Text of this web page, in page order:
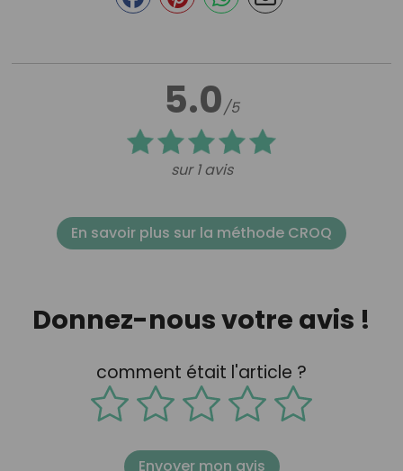
5.0/5
sur 1 avis
En savoir plus sur la méthode CROQ
Donnez-nous votre avis !
comment était l'article ?
Envoyer mon avis